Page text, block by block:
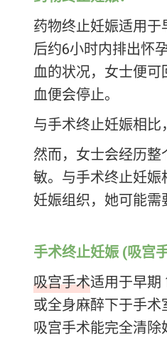
药物终止妊娠适用
后约6小时内排出怀
血的状况，女士便
血便会停止。
与手术终止妊娠相比
然而，女士会经历
敏。与手术终止妊
妊娠组织，她可能需
手术终止妊娠 (吸宫
吸宫手术适用于早期
或全身麻醉下于手术
吸宫手术能完全清